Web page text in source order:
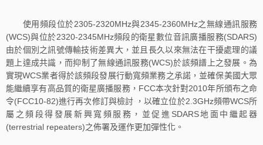
使用頻段位於2305-2320MHz與2345-2360MHz之無線通訊服務
(WCS)與位於2320-2345MHz頻段的衛星數位音訊廣播服務(SDARS)
由於個別之訊號傳輸技術差異大，並且長久以來無法在干擾處理的議
題上達成共識，而抑制了無線通訊服務(WCS)於該頻譜上之發展。為
實現WCS業者得於該頻段發展行動寬頻業務之承諾，並確保美國大眾
能繼續享有高品質的衛星廣播服務，FCC本次針對2010年所頒布之命
令(FCC10-82)進行再次修訂與檢討 ，以確立位於2.3GHz頻帶WCS所
屬之頻段得發展新興寬頻服務，並促進SDARS地面中繼起器
(terrestrial repeaters)之佈署及運作更加彈性化。